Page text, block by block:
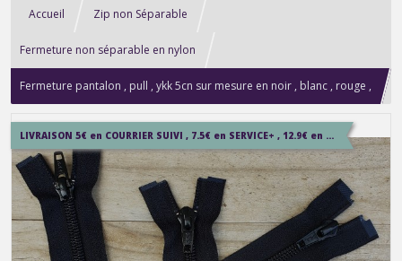
Accueil Zip non Séparable
Fermeture non séparable en nylon
Fermeture pantalon , pull , ykk 5cn sur mesure en noir , blanc , rouge ,
marine , marron , beige , kaki , gris ...
LIVRAISON 5€ en COURRIER SUIVI , 7.5€ en SERVICE+ , 12.9€ en COLISSIMO